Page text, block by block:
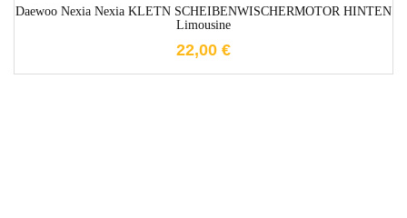
Daewoo Nexia Nexia KLETN SCHEIBENWISCHERMOTOR HINTEN
Limousine
22,00 €